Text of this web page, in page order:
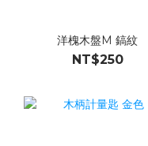
洋槐木盤M 鎬紋
NT$250